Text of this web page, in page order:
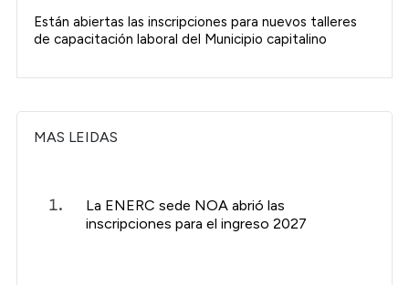
Están abiertas las inscripciones para nuevos talleres
de capacitación laboral del Municipio capitalino
MAS LEIDAS
La ENERC sede NOA abrió las
inscripciones para el ingreso 2027